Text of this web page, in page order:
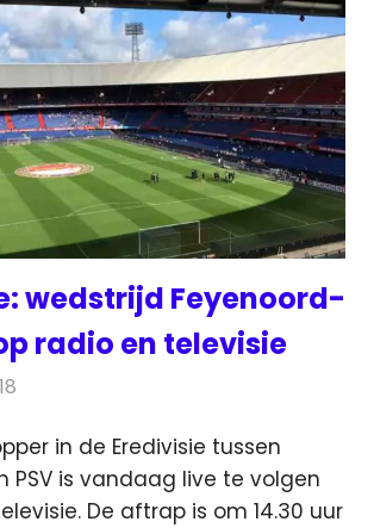
wedstrijd Feyenoord-
radio en televisie
in de Eredivisie tussen
PSV is vandaag live te volgen
De aftrap is om 14.30 uur